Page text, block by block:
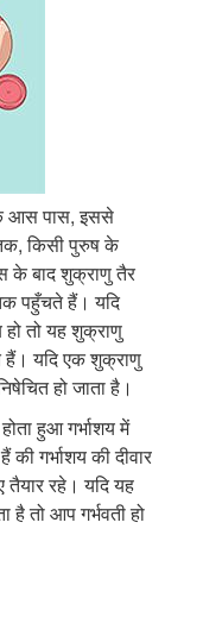
के आस पास, इससे
किसी पुरुष के
के बाद शुक्राणु तैर
पहुँचते हैं। यदि
हो तो यह शुक्राणु
हैं। यदि एक शुक्राणु
हो जाता है।
हुआ गर्भाशय में
की गर्भाशय की दीवार
तैयार रहे। यदि यह
है तो आप गर्भवती हो